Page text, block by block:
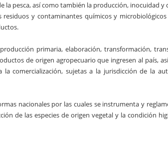
la pesca, así como también la producción, inocuidad y
y contaminantes químicos y
primaria, elaboración, transformación,
de origen agropecuario que ingresen al país,
comercialización, sujetas a la jurisdicción de la
nacionales por las cuales se instrumenta y
de las especies de origen vegetal y la condición